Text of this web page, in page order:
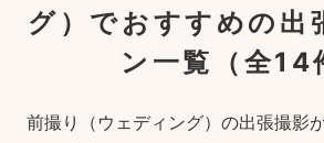
グ）でおすすめの出
ン一覧
（全14
前撮り（ウェディング）の出張撮影